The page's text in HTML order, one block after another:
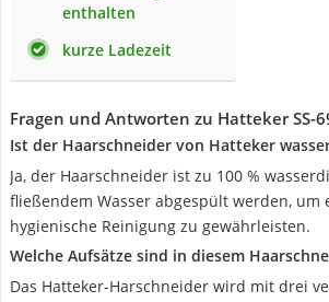
enthalten
kurze Ladezeit
Fragen und Antworten zu Hatteker SS-
Ist der Haarschneider von Hatteker
Ja, der Haarschneider ist zu 100 %
fließendem Wasser abgespült werden, um
hygienische Reinigung zu gewährleisten.
Welche Aufsätze sind in diesem
Das Hatteker-Harschneider wird mit drei